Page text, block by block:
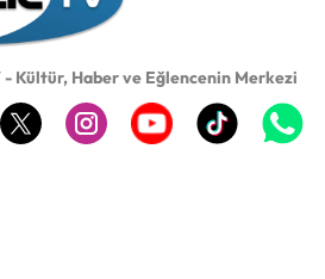
- Kültür, Haber ve Eğlencenin Merkezi